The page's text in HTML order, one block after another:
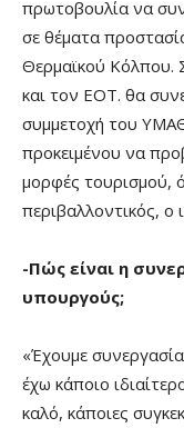
πρωτοβουλία να
σε θέματα
Θερμαϊκού Κόλπου.
και τον ΕΟΤ. θα
συμμετοχή του ΥΜΑΘ
προκειμένου να
μορφές τουρισμού,
περιβαλλοντικός, ο
-Πώς είναι η
υπουργούς;
«Έχουμε
έχω κάποιο
καλό, κάποιες